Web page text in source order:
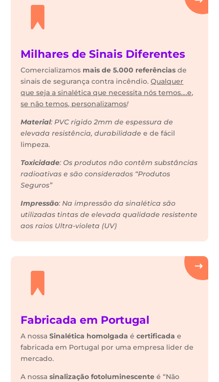
Milhares de Sinais Diferentes
Comercializamos mais de 5.000 referências de
sinais de segurança contra incêndio.Qualquer
que seja a sinalética que necessita nós temos….e,
se não temos, personalizamos!
Material: PVC rígido 2mm de espessura de
elevada resistência, durabilidadee de fácil
limpeza.
Toxicidade: Os produtos não contêm substâncias
radioativas e são considerados “Produtos
Seguros”
Impressão: Na impressão da sinalética são
utilizadas tintas de elevada qualidade resistente
aos raios Ultra-violeta (UV)
Fabricada em Portugal
A nossaSinalética homolgada écertificada e
fabricada em Portugal por uma empresa lider de
mercado.
A nossasinalização fotoluminescente é “Não